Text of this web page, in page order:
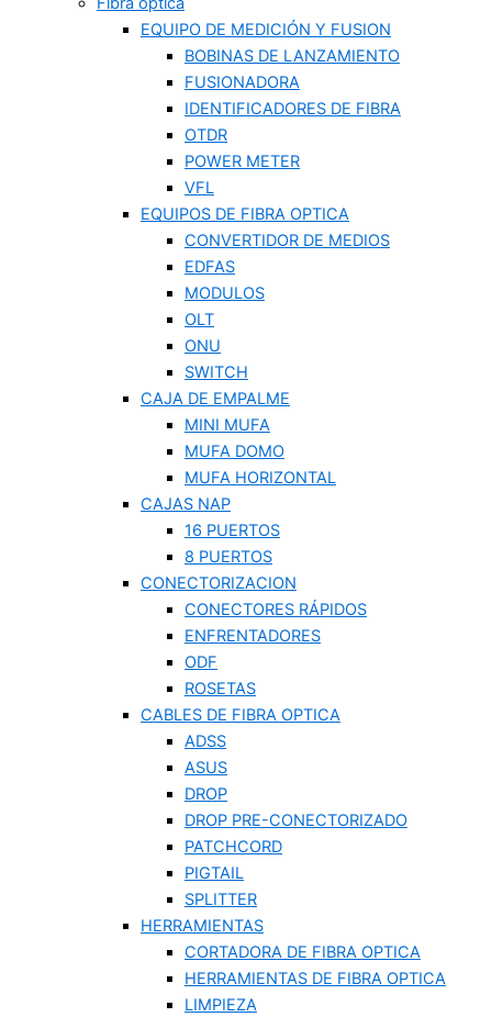
EQUIPO DE MEDICIÓN Y FUSION
BOBINAS DE LANZAMIENTO
FUSIONADORA
IDENTIFICADORES DE FIBRA
OTDR
POWER METER
VFL
EQUIPOS DE FIBRA OPTICA
CONVERTIDOR DE MEDIOS
EDFAS
MODULOS
OLT
ONU
SWITCH
CAJA DE EMPALME
MINI MUFA
MUFA DOMO
MUFA HORIZONTAL
CAJAS NAP
16 PUERTOS
8 PUERTOS
CONECTORIZACION
CONECTORES RÁPIDOS
ENFRENTADORES
ODF
ROSETAS
CABLES DE FIBRA OPTICA
ADSS
ASUS
DROP
DROP PRE-CONECTORIZADO
PATCHCORD
PIGTAIL
SPLITTER
HERRAMIENTAS
CORTADORA DE FIBRA OPTICA
HERRAMIENTAS DE FIBRA OPTICA
LIMPIEZA